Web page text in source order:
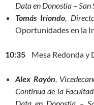
Data en Donostia – San
Tomás Iriondo,
Oportunidades en la
10:35 Mesa Redonda y
Alex Rayón,
Continua de la